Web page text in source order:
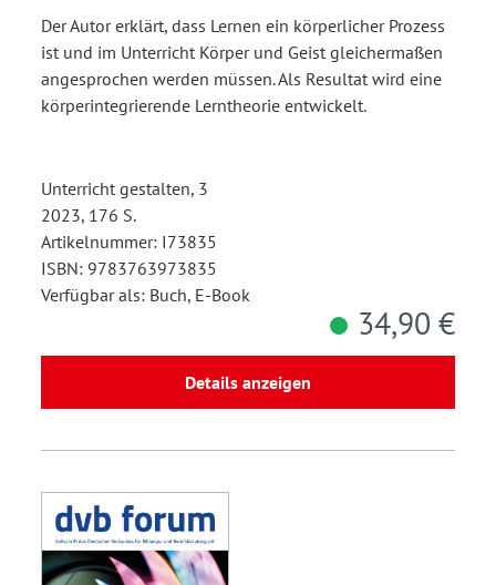
Der Autor erklärt, dass Lernen ein körperlicher Prozess
ist und im Unterricht Körper und Geist gleichermaßen
angesprochen werden müssen. Als Resultat wird eine
körperintegrierende Lerntheorie entwickelt.
Unterricht gestalten, 3
2023, 176 S.
Artikelnummer: I73835
ISBN: 9783763973835
Verfügbar als: Buch, E-Book
34,90 €
Details anzeigen